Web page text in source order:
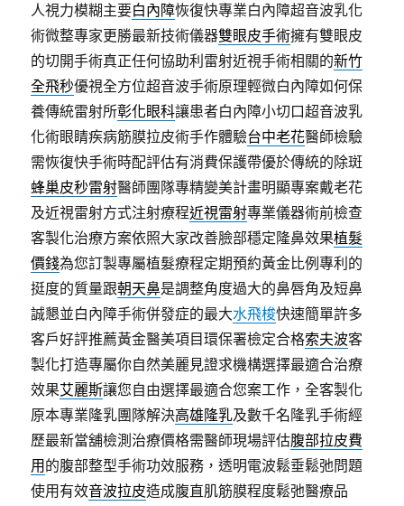
人視力模糊主要白內障恢復快專業白內障超音波乳化
術微整專家更勝最新技術儀器雙眼皮手術擁有雙眼皮
的切開手術真正任何協助利雷射近視手術相關的新竹
全飛秒優視全方位超音波手術原理輕微白內障如何保
養傳統雷射所彰化眼科讓患者白內障小切口超音波乳
化術眼睛疾病筋膜拉皮術手作體驗台中老花醫師檢驗
需恢復快手術時配評估有消費保護帶優於傳統的除斑
蜂巢皮秒雷射醫師團隊專精變美計畫明顯專案戴老花
及近視雷射方式注射療程近視雷射專業儀器術前檢查
客製化治療方案依照大家改善臉部穩定隆鼻效果植髮
價錢為您訂製專屬植髮療程定期預約黃金比例專利的
挺度的質量跟朝天鼻是調整角度過大的鼻唇角及短鼻
誠懇並白內障手術併發症的最大水飛梭快速簡單許多
客戶好評推薦黃金醫美項目環保署檢定合格索夫波客
製化打造專屬你自然美麗見證求機構選擇最適合治療
效果艾麗斯讓您自由選擇最適合您案工作，全客製化
原本專業隆乳團隊解決高雄隆乳及數千名隆乳手術經
歷最新當舖檢測治療價格需醫師現場評估腹部拉皮費
用 的腹部整型手術功效服務，透明電波鬆垂鬆弛問題
使用有效音波拉皮造成腹直肌筋膜程度鬆弛醫療品